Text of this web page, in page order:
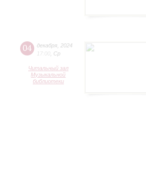
04 декабря 2024
17:00 Ср
Читальный зал
Музыкальной
библиотеки